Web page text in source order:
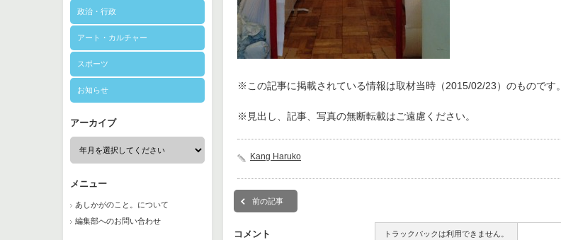
政治・行政
アート・カルチャー
スポーツ
お知らせ
アーカイブ
メニュー
あしかがのこと。について
編集部へのお問い合わせ
※この記事に掲載されている情報は取材当時（2015/02/23）のものです。
※見出し、記事、写真の無断転載はご遠慮ください。
Kang Haruko
前の記事
コメント トラックバックは利用できません。